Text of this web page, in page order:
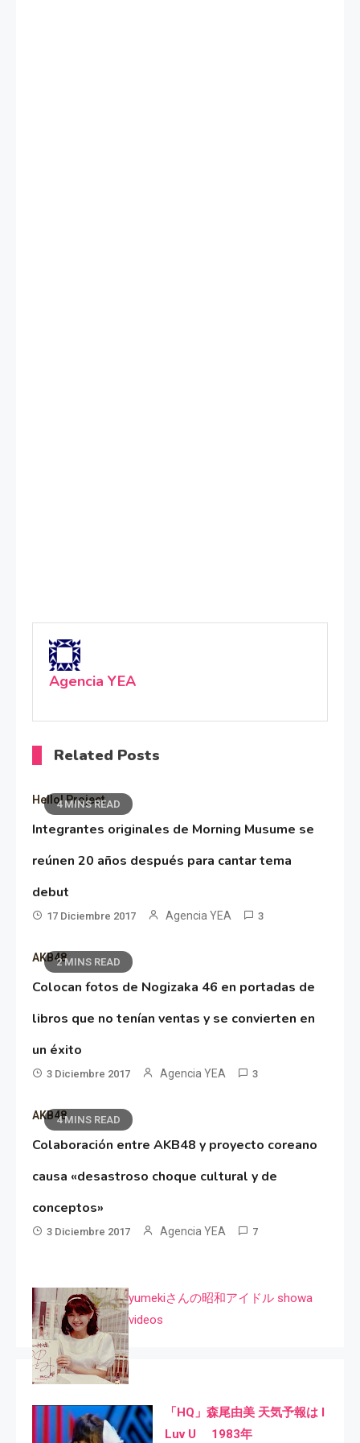
Agencia YEA
Related Posts
4 MINS READ
Hello! Project
Integrantes originales de Morning Musume se
reúnen 20 años después para cantar tema
debut
17 Diciembre 2017 Agencia YEA 3
2 MINS READ
AKB48
Colocan fotos de Nogizaka 46 en portadas de
libros que no tenían ventas y se convierten en
un éxito
3 Diciembre 2017 Agencia YEA 3
4 MINS READ
AKB48
Colaboración entre AKB48 y proyecto coreano
causa «desastroso choque cultural y de
conceptos»
3 Diciembre 2017 Agencia YEA 7
yumekiさんの昭和アイドル showa
videos
「HQ」森尾由美 天気予報は I
Luv U 1983年